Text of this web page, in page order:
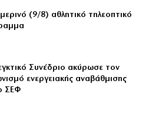
(9/8) αθλητικό τηλεοπτικό
Συνέδριο ακύρωσε τον
ενεργειακής αναβάθμισης
ΣΕΦ